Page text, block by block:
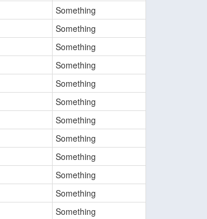
Something
Something
Something
Something
Something
Something
Something
Something
Something
Something
Something
Something